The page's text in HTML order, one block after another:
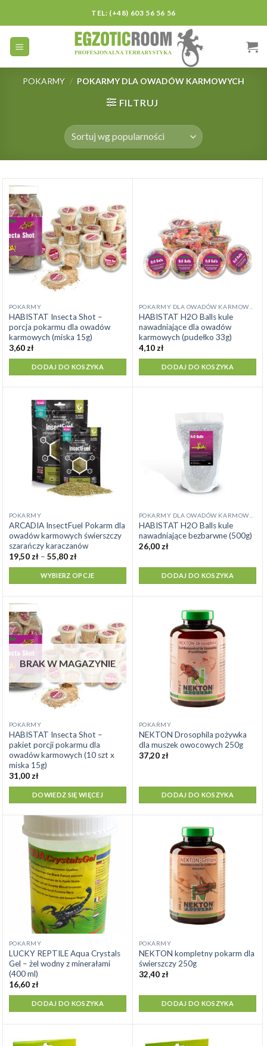
content
TEL: (+48) 603 56 56 56
POKARMY / POKARMY DLA OWADÓW KARMOWYCH
FILTRUJ
POKARMY
HABISTAT Insecta Shot –
porcja pokarmu dla owadów
karmowych (miska 15g)
3,60 zł
DODAJ DO KOSZYKA
HABISTAT H2O Balls kule
nawadniające dla owadów
karmowych (pudełko 33g)
4,10 zł
DODAJ DO KOSZYKA
POKARMY
ARCADIA InsectFuel Pokarm dla
owadów karmowych świerszczy
szarańczy karaczanów
19,50zł – 55,80złZakres
od
19,50 zł
do
WYBIERZ OPCJE
Ten
produkt
ma
wiele
wariantów.
wybrać
na
stronie
produktu
HABISTAT H2O Balls kule
nawadniające bezbarwne (500g)
26,00zł
DODAJ DO KOSZYKA
BRAK W MAGAZYNIE
POKARMY
HABISTAT Insecta Shot –
pakiet porcji pokarmu dla
owadów karmowych (10 szt x
miska 15g)
31,00 zł
DOWIEDZ SIĘ WIĘCEJ
POKARMY
NEKTON Drosophila pożywka
dla muszek owocowych 250g
37,20 zł
DODAJ DO KOSZYKA
POKARMY
LUCKY REPTILE Aqua Crystals
Gel – żel wodny z minerałami
(400 ml)
16,60zł
DODAJ DO KOSZYKA
POKARMY
NEKTON kompletny pokarm dla
świerszczy 250g
32,40zł
DODAJ DO KOSZYKA